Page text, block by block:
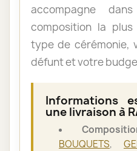
accompagne
composition la
type de cérémonie,
défunt et votre
Informations
une livraison à
BOUQUETS,